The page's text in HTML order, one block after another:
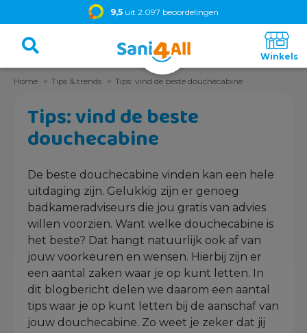
9,5 uit 2.097 beoordelingen
Home Tips & trends Tips: vind de beste douchecabine
Tips: vind de beste
douchecabine
De beste douchecabine vinden kan een hele
uitdaging zijn. Gelukkig zijn er genoeg
badkameradviseurs die jou gratis van advies
willen voorzien. Want welke douchecabine is
het beste? Dat hangt natuurlijk ook af van
jouw voorkeuren en wensen. Hierbij zijn er
een aantal zaken waar je op kunt letten. In
dit blogbericht delen we daarom een aantal
tips waar je op kunt letten bij de aanschaf van
jouw douchecabine. Zo weet je zeker dat jij